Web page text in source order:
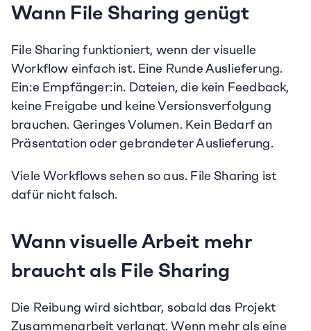
Wann File Sharing genügt
File Sharing funktioniert, wenn der visuelle
Workflow einfach ist. Eine Runde Auslieferung.
Ein:e Empfänger:in. Dateien, die kein Feedback,
keine Freigabe und keine Versionsverfolgung
brauchen. Geringes Volumen. Kein Bedarf an
Präsentation oder gebrandeter Auslieferung.
Viele Workflows sehen so aus. File Sharing ist
dafür nicht falsch.
Wann visuelle Arbeit mehr
braucht als File Sharing
Die Reibung wird sichtbar, sobald das Projekt
Zusammenarbeit verlangt. Wenn mehr als eine